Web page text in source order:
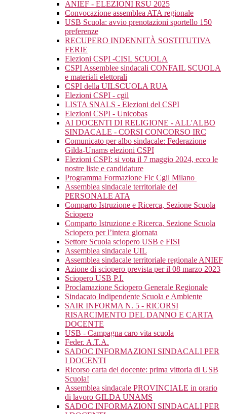
ANIEF - ELEZIONI RSU 2025
Convocazione assemblea ATA regionale
USB Scuola: avvio prenotazioni sportello 150
preferenze
RECUPERO INDENNITÀ SOSTITUTIVA
FERIE
Elezioni CSPI -CISL SCUOLA
CSPI Assemblee sindacali CONFAIL SCUOLA
e materiali elettorali
CSPI della UILSCUOLA RUA
Elezioni CSPI - cgil
LISTA SNALS - Elezioni del CSPI
Elezioni CSPI - Unicobas
AI DOCENTI DI RELIGIONE - ALL'ALBO
SINDACALE - CORSI CONCORSO IRC
Comunicato per albo sindacale: Federazione
Gilda-Unams elezioni CSPI
Elezioni CSPI: si vota il 7 maggio 2024, ecco le
nostre liste e candidature
Programma Formazione Flc Cgil Milano
Assemblea sindacale territoriale del
PERSONALE ATA
Comparto Istruzione e Ricerca, Sezione Scuola
Sciopero
Comparto Istruzione e Ricerca, Sezione Scuola
Sciopero per l’intera giornata
Settore Scuola sciopero USB e FISI
Assemblea sindacale UIL
Assemblea sindacale territoriale regionale ANIEF
Azione di sciopero prevista per il 08 marzo 2023
Sciopero USB P.I.
Proclamazione Sciopero Generale Regionale
Sindacato Indipendente Scuola e Ambiente
SAIR INFORMA N. 5 - RICORSI
RISARCIMENTO DEL DANNO E CARTA
DOCENTE
USB - Campagna caro vita scuola
Feder. A.T.A.
SADOC INFORMAZIONI SINDACALI PER
I DOCENTI
Ricorso carta del docente: prima vittoria di USB
Scuola!
Assemblea sindacale PROVINCIALE in orario
di lavoro GILDA UNAMS
SADOC INFORMAZIONI SINDACALI PER